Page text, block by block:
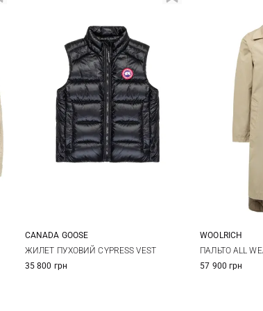
XS S M
CANADA GOOSE
ЖИЛЕТ ПУХОВИЙ CYPRESS VEST
35 800 грн
S
WOOLRICH
ПАЛЬТО ALL
57 900 грн